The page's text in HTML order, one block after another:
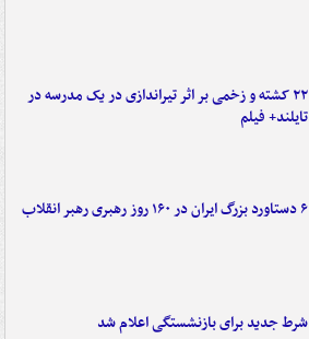
۲۲ کشته و زخمی بر اثر تیراندازی در یک مدرسه در
تایلند+ فیلم
۶ دستاورد بزرگ ایران در ۱۶۰ روز رهبری رهبر انقلاب
شرط جدید برای بازنشستگی اعلام شد